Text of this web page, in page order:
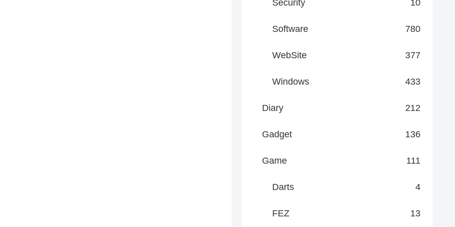
Security 10
Software 780
WebSite 377
Windows 433
Diary 212
Gadget 136
Game 111
Darts 4
FEZ 13